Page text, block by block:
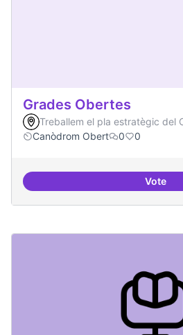
Grades Obertes
Treballem el pla estratègic del
Canòdrom Obert
0 0
Vote